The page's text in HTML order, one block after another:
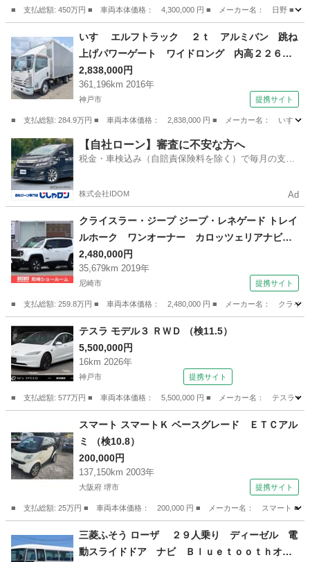
ン車 （なし）
■ 支払総額: 450万円 ■ 車両本体価格： 4,300,000 円 ■ メーカー名： 日野 ■
その他
いすゞ エルフトラック ２ｔ アルミバン 跳ね
上げパワーゲート ワイドロング 内高２２６ｃ
ｍ ２トン バン 荷台キルティング張り ラッ
シング２段 バックモニター ミッション ター
ボ 準中型 積載量２．０００ｋｇ オートター
ン （なし）
2,838,000円
361,196km 2016年
神戸市 提携サイト
■ 支払総額: 284.9万円 ■ 車両本体価格： 2,838,000 円 ■ メーカー名： いす
兵庫 神戸市 その他
【自社ローン】審査に不安な方へ
税金・車検込み（自賠責保険料を除く）で毎月の支払
株式会社IDOM Ad
クライスラー・ジープ ジープ・レネゲード トレイ
ルホーク ワンオーナー カロッツェリアナビ
地デジＴＶ シートヒーター ＬＥＤヘッドライ
ト／デイライト ボンネットデカールグラフィッ
ク デジタルインナーミラー ３６０°ドラレコ
レーダー探知機 新品タイヤ４本 （検8.11）
2,480,000円
35,679km 2019年
尼崎市 提携サイト
■ 支払総額: 259.8万円 ■ 車両本体価格： 2,480,000 円 ■ メーカー名： クライ
兵庫 尼崎市 その他
テスラ モデル３ ＲＷＤ （検11.5）
5,500,000円
16km 2026年
神戸市 提携サイト
■ 支払総額: 577万円 ■ 車両本体価格： 5,500,000 円 ■ メーカー名： テス
スマート スマートＫ ベースグレード ＥＴＣアル
ミ （検10.8）
200,000円
137,150km 2003年
大阪府 堺市 提携サイト
■ 支払総額: 25万円 ■ 車両本体価格： 200,000 円 ■ メーカー名： スマート
その他
三菱ふそう ローザ ２９人乗り ディーゼル 電
動スライドドア ナビ Ｂｌｕｅｔｏｏｔｈオー